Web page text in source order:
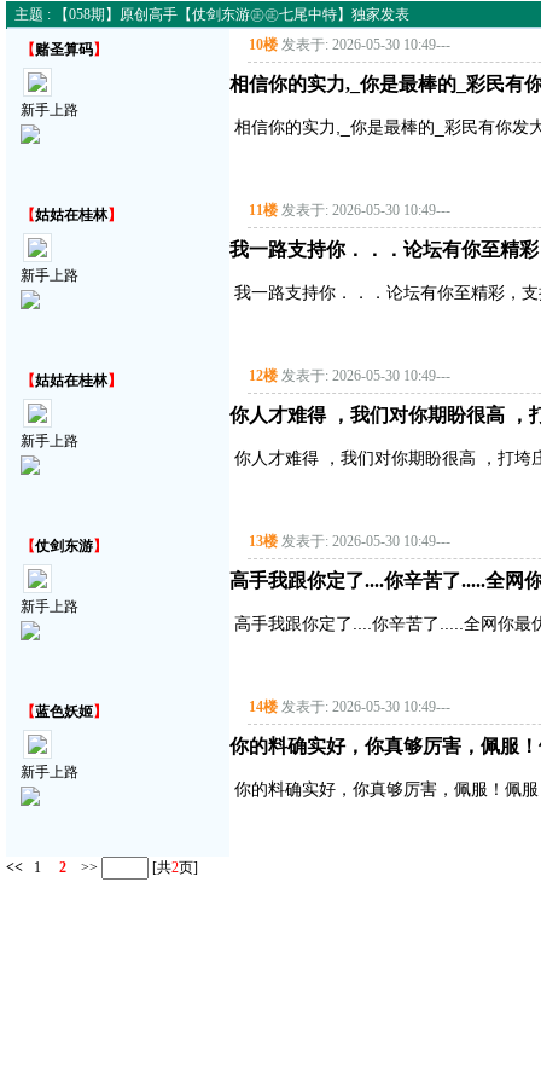
主题 : 【058期】原创高手【仗剑东游㊣㊣七尾中特】独家发表
【赌圣算码】
新手上路
10楼 发表于: 2026-05-30 10:49---
相信你的实力,_你是最棒的_彩民有
相信你的实力,_你是最棒的_彩民有你发
【姑姑在桂林】
新手上路
11楼 发表于: 2026-05-30 10:49---
我一路支持你．．．论坛有你至精
我一路支持你．．．论坛有你至精彩，
【姑姑在桂林】
新手上路
12楼 发表于: 2026-05-30 10:49---
你人才难得 ，我们对你期盼很高 ，
你人才难得 ，我们对你期盼很高 ，打垮
【仗剑东游】
新手上路
13楼 发表于: 2026-05-30 10:49---
高手我跟你定了....你辛苦了.....全网
高手我跟你定了....你辛苦了.....全网你最
【蓝色妖姬】
新手上路
14楼 发表于: 2026-05-30 10:49---
你的料确实好，你真够厉害，佩服
你的料确实好，你真够厉害，佩服！佩
<< 1 2 >> [共2页]